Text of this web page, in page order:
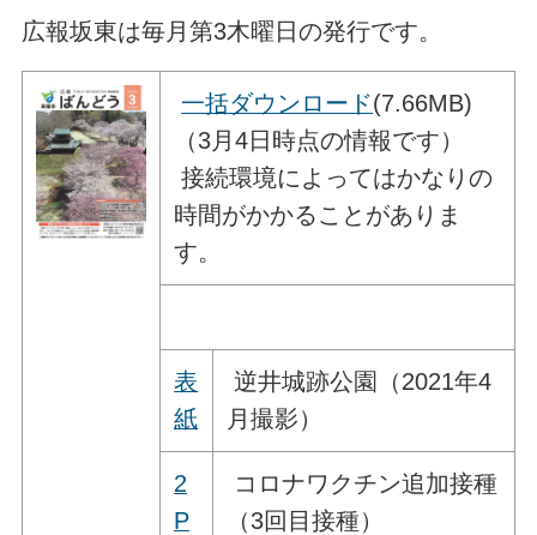
広報坂東は毎月第3木曜日の発行です。
一括ダウンロード(7.66MB)
（3月4日時点の情報です）
接続環境によってはかなりの
時間がかかることがありま
す。
表
紙
逆井城跡公園（2021年4
月撮影）
2
P
コロナワクチン追加接種
（3回目接種）